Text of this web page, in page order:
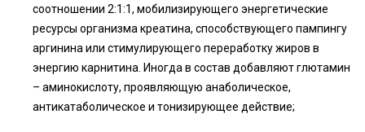
соотношении 2:1:1, мобилизирующего энергетические
ресурсы организма креатина, способствующего пампингу
аргинина или стимулирующего переработку жиров в
энергию карнитина. Иногда в состав добавляют глютамин
– аминокислоту, проявляющую анаболическое,
антикатаболическое и тонизирующее действие;